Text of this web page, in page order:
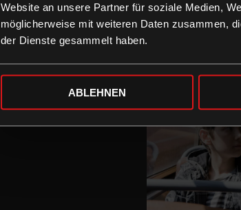
Website an unsere Partner für soziale Medien,
möglicherweise mit weiteren Daten zusammen,
der Dienste gesammelt haben.
ABLEHNEN